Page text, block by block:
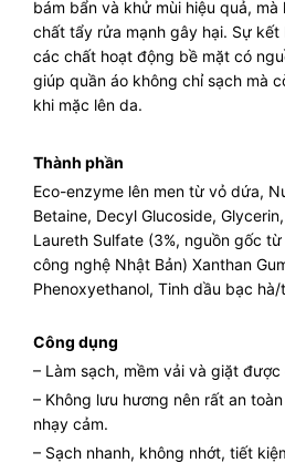
bám bẩn và khử mùi hiệu quả,
chất tẩy rửa mạnh gây hại. Sự kết
các chất hoạt động bề mặt có
giúp quần áo không chỉ sạch mà
khi mặc lên da.
Thành phần
Eco-enzyme lên men từ vỏ dứa,
Betaine, Decyl Glucoside,
Laureth Sulfate (3%, nguồn gốc
công nghệ Nhật Bản) Xanthan
Phenoxyethanol, Tinh dầu bạc
Công dụng
– Làm sạch, mềm vải và giặt được
– Không lưu hương nên rất an
nhạy cảm.
– Sạch nhanh, không nhớt, tiết